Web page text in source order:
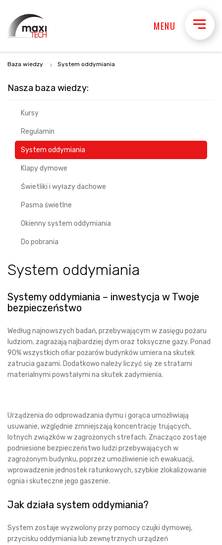
MENU
Baza wiedzy System oddymiania
Nasza baza wiedzy:
Kursy
Regulamin
System oddymiania
Klapy dymowe
Świetliki i wyłazy dachowe
Pasma świetlne
Okienny system oddymiania
Do pobrania
System oddymiania
Systemy oddymiania – inwestycja w Twoje
bezpieczeństwo
Według najnowszych badań, przebywającym w zasięgu pożaru
ludziom, zagrażają najbardziej dym oraz toksyczne gazy. Ponad
90% wszystkich ofiar pożarów budynków umiera na skutek
zatrucia gazami. Dodatkowo należy liczyć się ze stratami
materialnymi powstałymi na skutek zadymienia.
Urządzenia do odprowadzania dymu i gorąca umożliwiają
usuwanie, względnie zmniejszają koncentrację trujących,
lotnych związków w zagrożonych strefach. Znacząco zostaje
podniesione bezpieczeństwo ludzi przebywających w
zagrożonym budynku, poprzez umożliwienie ich ewakuacji,
wprowadzenie jednostek ratunkowych, szybkie zlokalizowanie
ognia i skuteczne jego gaszenie.
Jak działa system oddymiania?
System zostaje wyzwolony przy pomocy czujki dymowej,
przycisku oddymiania lub zewnętrznych urządzeń